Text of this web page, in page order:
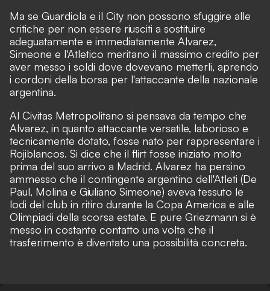
Ma se Guardiola e il City non possono sfuggire alle
critiche per non essere riusciti a sostituire
adeguatamente e immediatamente Alvarez,
Simeone e l'Atletico meritano il massimo credito per
aver messo i soldi dove dovevano metterli, aprendo
i cordoni della borsa per l'attaccante della nazionale
argentina.
Al Civitas Metropolitano si pensava da tempo che
Alvarez, in quanto attaccante versatile, laborioso e
tecnicamente dotato, fosse nato per rappresentare i
Rojiblancos. Si dice che il flirt fosse iniziato molto
prima del suo arrivo a Madrid. Alvarez ha persino
ammesso che il contingente argentino dell'Atleti (De
Paul, Molina e Giuliano Simeone) aveva tessuto le
lodi del club in ritiro durante la Copa America e alle
Olimpiadi della scorsa estate. E pure Griezmann si è
messo in costante contatto una volta che il
trasferimento è diventato una possibilità concreta.